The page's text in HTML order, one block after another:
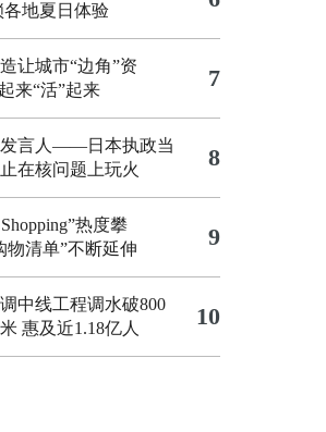
各地夏日体验
让城市“边角”资
来“活”起来
7
言人——日本执政当
在核问题上玩火
8
热度攀
物清单”不断延伸
9
中线工程调水破800
惠及近1.18亿人
10